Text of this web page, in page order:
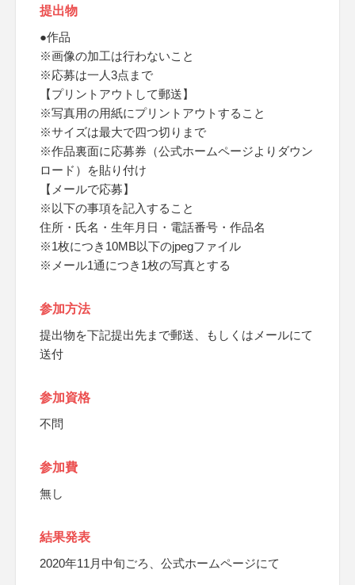
提出物
●作品
※画像の加工は行わないこと
※応募は一人3点まで
【プリントアウトして郵送】
※写真用の用紙にプリントアウトすること
※サイズは最大で四つ切りまで
※作品裏面に応募券（公式ホームページよりダウン
ロード）を貼り付け
【メールで応募】
※以下の事項を記入すること
住所・氏名・生年月日・電話番号・作品名
※1枚につき10MB以下のjpegファイル
※メール1通につき1枚の写真とする
参加方法
提出物を下記提出先まで郵送、もしくはメールにて
送付
参加資格
不問
参加費
無し
結果発表
2020年11月中旬ごろ、公式ホームページにて